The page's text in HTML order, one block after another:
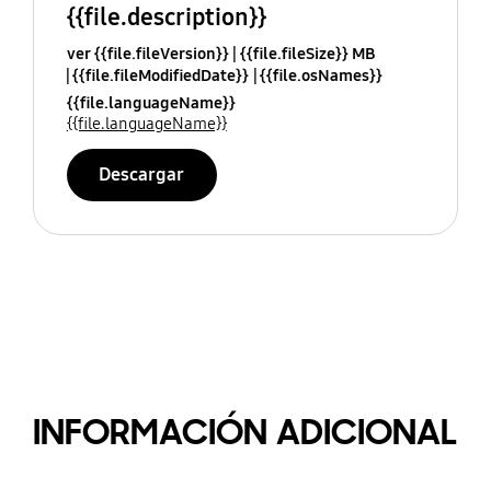
{{file.description}}
ver {{file.fileVersion}} {{file.fileSize}} MB
{{file.fileModifiedDate}} {{file.osNames}}
{{file.languageName}}
{{file.languageName}}
Descargar
INFORMACIÓN ADICIONAL